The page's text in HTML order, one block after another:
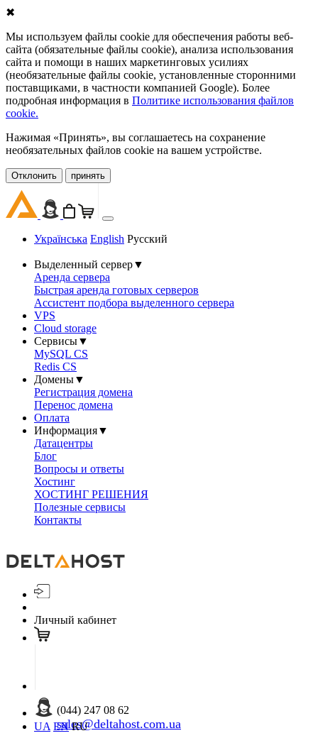
✖
Мы используем файлы cookie для обеспечения работы веб-
сайта (обязательные файлы cookie), анализа использования
сайта и помощи в наших маркетинговых усилиях
(необязательные файлы cookie, установленные сторонними
поставщиками, в частности компанией Google). Более
подробная информация в Политике использования файлов
cookie.
Нажимая «Принять», вы соглашаетесь на сохранение
необязательных файлов cookie на вашем устройстве.
Oтклонить принять
Українська English Русский
Выделенный сервер▼
Аренда сервера
Быстрая аренда готовых серверов
Ассистент подбора выделенного сервера
VPS
Cloud storage
Сервисы▼
MySQL CS
Redis CS
Домены▼
Регистрация домена
Перенос домена
Оплата
Информация▼
Датацентры
Блог
Вопросы и ответы
Хостинг
ХОСТИНГ РЕШЕНИЯ
Полезные сервисы
Контакты
Личный кабинет
(044) 247 08 62
sales@deltahost.com.ua
UA EN RU